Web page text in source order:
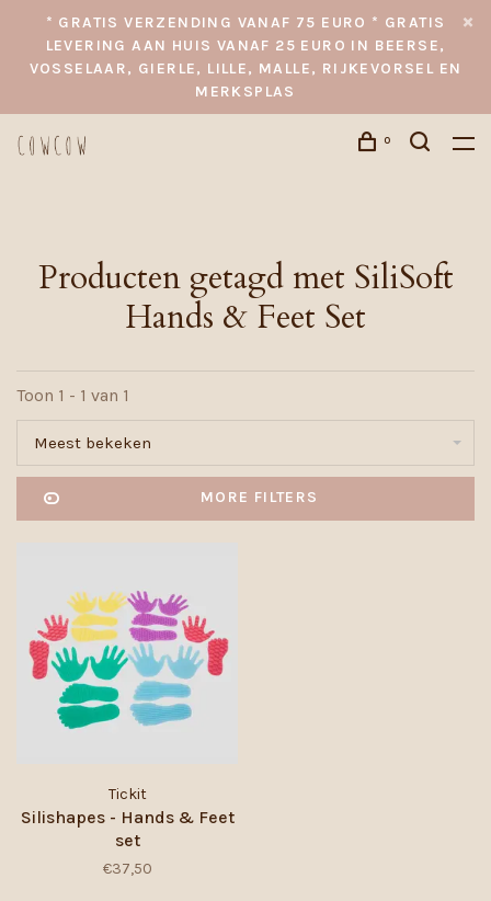
* GRATIS VERZENDING VANAF 75 EURO * GRATIS
LEVERING AAN HUIS VANAF 25 EURO IN BEERSE,
VOSSELAAR, GIERLE, LILLE, MALLE, RIJKEVORSEL EN
MERKSPLAS
0
Producten getagd met SiliSoft
Hands & Feet Set
Toon 1 - 1 van 1
Meest bekeken
MORE FILTERS
Tickit
Silishapes - Hands & Feet
set
€37,50